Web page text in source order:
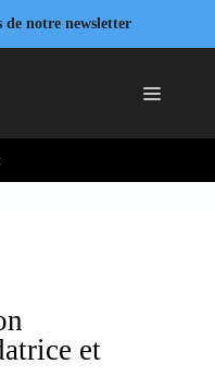
de notre newsletter
Menu
et